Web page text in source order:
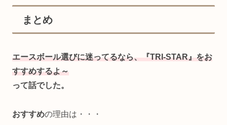
まとめ
エースボール選びに迷ってるなら、『TRI-STAR』をお
すすめするよ～
って話でした。
おすすめの理由は・・・